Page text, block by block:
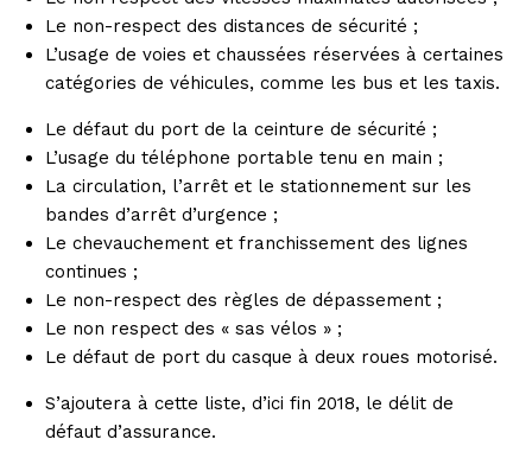
Le non-respect des distances de sécurité ;
L’usage de voies et chaussées réservées à certaines
catégories de véhicules, comme les bus et les taxis.
Le défaut du port de la ceinture de sécurité ;
L’usage du téléphone portable tenu en main ;
La circulation, l’arrêt et le stationnement sur les
bandes d’arrêt d’urgence ;
Le chevauchement et franchissement des lignes
continues ;
Le non-respect des règles de dépassement ;
Le non respect des « sas vélos » ;
Le défaut de port du casque à deux roues motorisé.
S’ajoutera à cette liste, d’ici fin 2018, le délit de
défaut d’assurance.